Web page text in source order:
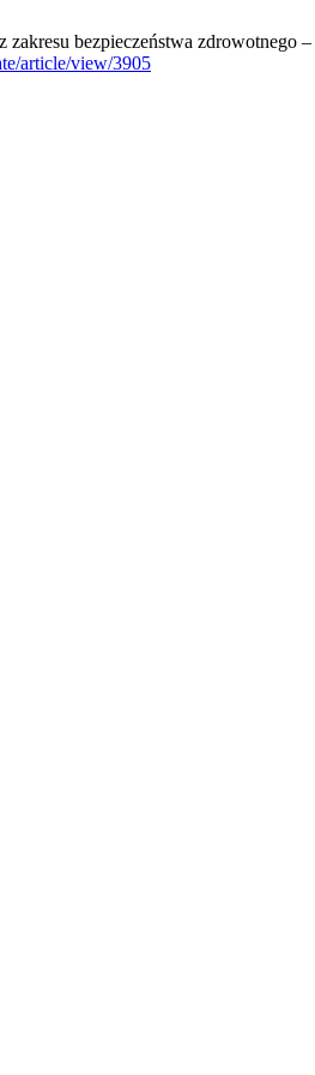
zakresu bezpieczeństwa
article/view/3905